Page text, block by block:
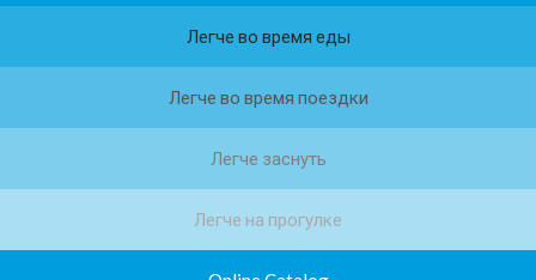
Легче во время еды
Легче во время поездки
Легче заснуть
Легче на прогулке